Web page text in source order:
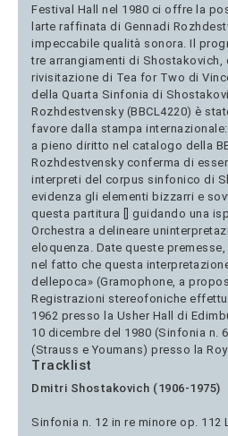
Festival Hall nel 1980 ci offre la
larte raffinata di Gennadi
impeccabile qualità sonora. Il
tre arrangiamenti di Shostakovich,
rivisitazione di Tea for Two di
della Quarta Sinfonia di
Rozhdestvensky (BBCL4220) è
favore dalla stampa
a pieno diritto nel catalogo della
Rozhdestvensky conferma di
interpreti del corpus sinfonico di
evidenza gli elementi bizzarri e
questa partitura [] guidando una
Orchestra a delineare
eloquenza. Date queste
nel fatto che questa
dellepoca» (Gramophone, a
Registrazioni stereofoniche
1962 presso la Usher Hall di
10 dicembre del 1980 (Sinfonia n.
(Strauss e Youmans) presso la
Tracklist
Dmitri Shostakovich (1906-1975)
Sinfonia n. 12 in re minore op. 112